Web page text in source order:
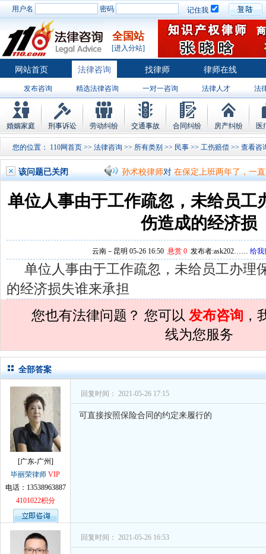
用户名 密码 记住我
全国站
[进入分站]
网站首页 法律咨询 找律师 律师在线
发布咨询 精选法律咨询 一对一咨询 法律人才 法
律师排行
婚姻家庭 刑事诉讼 劳动纠纷 交通事故 合同纠纷 房产纠纷 医
您的位置： 110网首页 >> 法律咨询 >> 所有类别 >> 民事 >> 工伤赔偿 >>
该问题已关闭
孙术校律师 将满19周岁，偷了一部
孙术校律师 对 邻居房基地侵权，中院
孙术校律师对 在保定上班两年了，一
孙术校律师对 你好，我2016年离的婚
孙术校律师对 房产交易问题 的回复获
孙术校律师对夫妻共同财产假如妻子
孙术校律师对离婚法律怎么判？有一
孙术校律师 对律师您好。我是2018年
对 将满19周岁，偷了一部
孙术校律师对
单位人事由于工作疏忽，未给员工
伤造成的经济损
云南－昆明 05-26 16:50 悬赏 0发布者:ask202…… 给我
单位人事由于工作疏忽，未给员工办理
的经济损失谁来承担
您也有法律问题？ 您可以 发布咨询 ，
线为您服务
全部答案
[广东-广州]
毕丽荣律师 VIP
电话：13538963887
4101022积分
回复时间： 2021-05-26 17:15
可直接按照保险合同的约定来履行的
回复时间： 2021-05-26 16:53